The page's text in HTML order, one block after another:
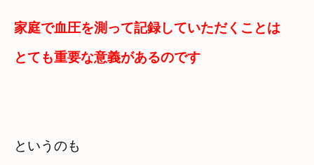
家庭で血圧を測って記録していただくことは
とても重要な意義があるのです